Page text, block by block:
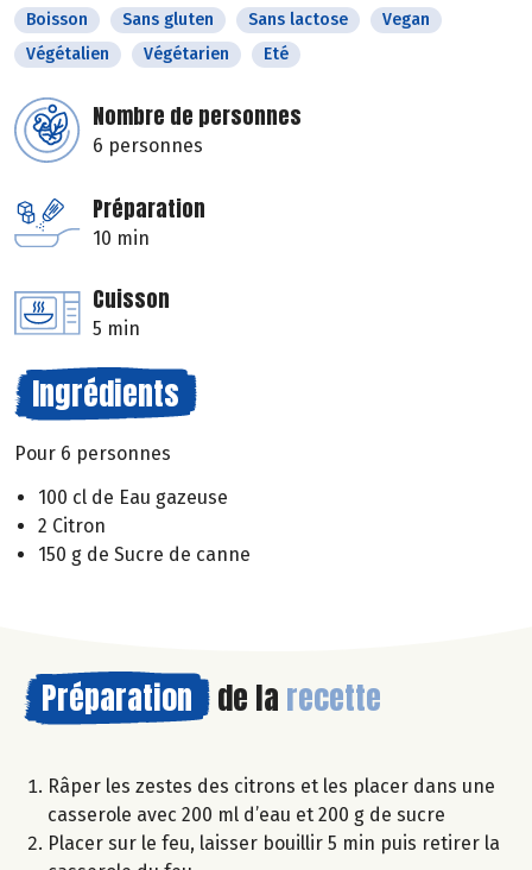
Boisson Sans gluten Sans lactose
Vegan
Végétalien
Végétarien Eté
Nombre de personnes
6 personnes
Préparation
10 min
Cuisson
5 min
Ingrédients
Pour 6 personnes
100 cl de Eau gazeuse
2 Citron
150 g de Sucre de canne
Préparation de la recette
Râper les zestes des citrons et les placer dans une
casserole avec 200 ml d’eau et 200 g de sucre
Placer sur le feu, laisser bouillir 5 min puis retirer la